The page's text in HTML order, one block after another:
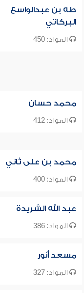
طه بن عبدالواسع
البركاتي
المواد: 450
محمد حسان
المواد: 412
محمد بن على ثاني
المواد: 400
عبد الله الشريدة
المواد: 386
مسعد أنور
المواد: 327